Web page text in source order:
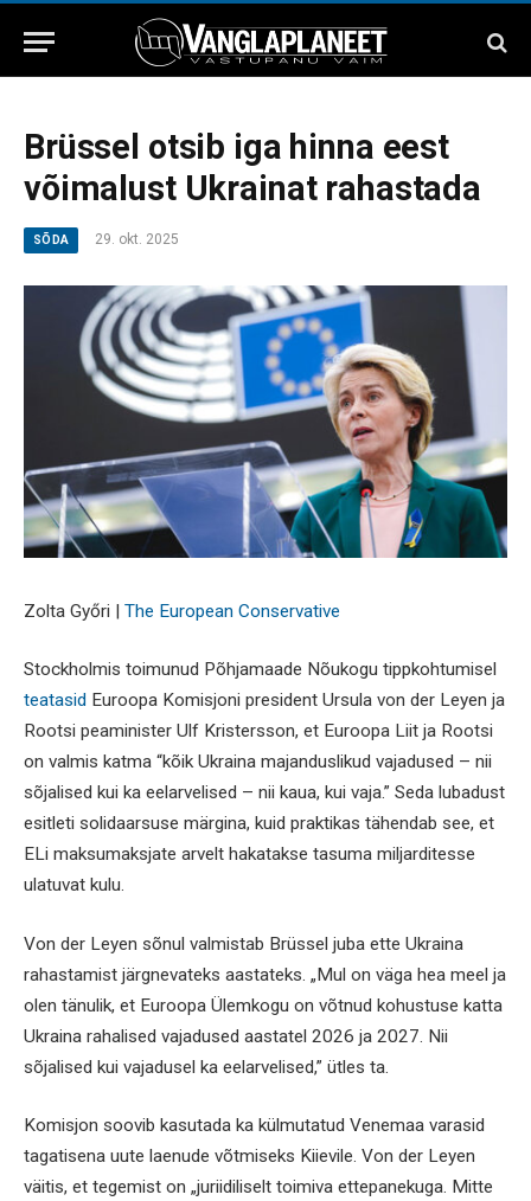
Brüssel otsib iga hinna eest
võimalust Ukrainat rahastada
SÕDA 29. okt. 2025
Zolta Győri | The European Conservative
Stockholmis toimunud Põhjamaade Nõukogu tippkohtumisel
teatasid Euroopa Komisjoni president Ursula von der Leyen ja
Rootsi peaminister Ulf Kristersson, et Euroopa Liit ja Rootsi
on valmis katma “kõik Ukraina majanduslikud vajadused – nii
sõjalised kui ka eelarvelised – nii kaua, kui vaja.” Seda lubadust
esitleti solidaarsuse märgina, kuid praktikas tähendab see, et
ELi maksumaksjate arvelt hakatakse tasuma miljarditesse
ulatuvat kulu.
Von der Leyen sõnul valmistab Brüssel juba ette Ukraina
rahastamist järgnevateks aastateks. „Mul on väga hea meel ja
olen tänulik, et Euroopa Ülemkogu on võtnud kohustuse katta
Ukraina rahalised vajadused aastatel 2026 ja 2027. Nii
sõjalised kui vajadusel ka eelarvelised,” ütles ta.
Komisjon soovib kasutada ka külmutatud Venemaa varasid
tagatisena uute laenude võtmiseks Kiievile. Von der Leyen
väitis, et tegemist on „juriidiliselt toimiva ettepanekuga. Mitte